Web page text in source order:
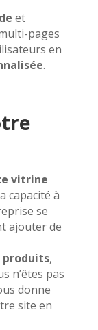
et
pages
en
.
vitrine
capacité à
se
ajouter de
produits,
n’êtes pas
donne
site en